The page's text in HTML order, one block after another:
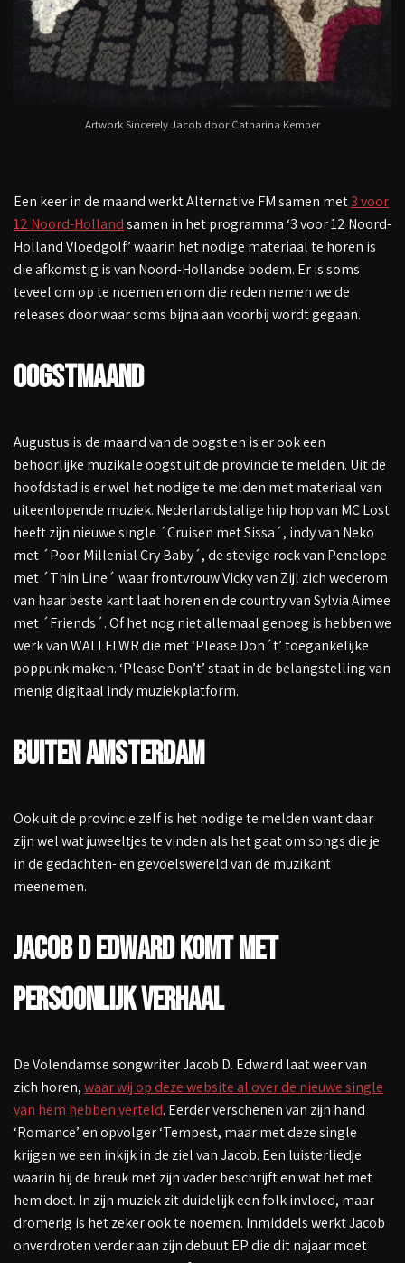
Artwork Sincerely Jacob door Catharina Kemper
Een keer in de maand werkt Alternative FM samen met3 voor
12 Noord-Hollandsamen in het programma ‘3 voor 12 Noord-
Holland Vloedgolf’ waarin het nodige materiaal te horen is
die afkomstig is van Noord-Hollandse bodem. Er is soms
teveel om op te noemen en om die reden nemen we de
releases door waar soms bijna aan voorbij wordt gegaan.
Oogstmaand
Augustus is de maand van de oogst en is er ook een
behoorlijke muzikale oogst uit de provincie te melden. Uit de
hoofdstad is er wel het nodige te melden met materiaal van
uiteenlopende muziek. Nederlandstalige hip hop van MC Lost
heeft zijn nieuwe single ´Cruisen met Sissa´, indy van Neko
met ´Poor Millenial Cry Baby´, de stevige rock van Penelope
met ´Thin Line´ waar frontvrouw Vicky van Zijl zich wederom
van haar beste kant laat horen en de country van Sylvia Aimee
met ´Friends´. Of het nog niet allemaal genoeg is hebben we
werk van WALLFLWR die met ‘Please Don´t’ toegankelijke
poppunk maken. ‘Please Don’t’ staat in de belangstelling van
menig digitaal indy muziekplatform.
Buiten Amsterdam
Ook uit de provincie zelf is het nodige te melden want daar
zijn wel wat juweeltjes te vinden als het gaat om songs die je
in de gedachten- en gevoelswereld van de muzikant
meenemen.
Jacob D Edward komt met
persoonlijk verhaal
De Volendamse songwriter Jacob D. Edward laat weer van
zich horen,waar wij op deze website al over de nieuwe single
van hem hebben verteld. Eerder verschenen van zijn hand
‘Romance’ en opvolger ‘Tempest, maar met deze single
krijgen we een inkijk in de ziel van Jacob. Een luisterliedje
waarin hij de breuk met zijn vader beschrijft en wat het met
hem doet. In zijn muziek zit duidelijk een folk invloed, maar
dromerig is het zeker ook te noemen. Inmiddels werkt Jacob
onverdroten verder aan zijn debuut EP die dit najaar moet